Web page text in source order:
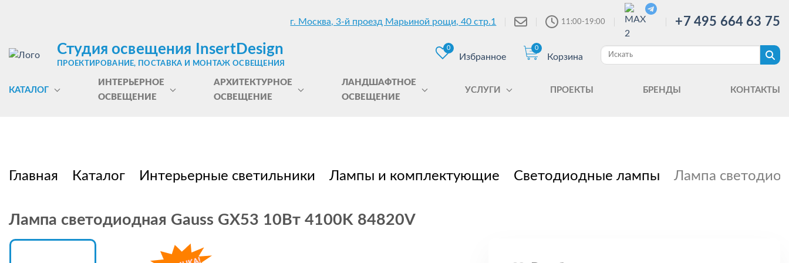
г. Москва, 3-й проезд Марьиной рощи, 40 стр.1 11:00-19:00 +7 495 664 63 75
Студия освещения InsertDesign
ПРОЕКТИРОВАНИЕ, ПОСТАВКА И МОНТАЖ ОСВЕЩЕНИЯ
0
Избранное
0
Корзина
КАТАЛОГ
ИНТЕРЬЕРНОЕ
ОСВЕЩЕНИЕ
АРХИТЕКТУРНОЕ
ОСВЕЩЕНИЕ
ЛАНДШАФТНОЕ
ОСВЕЩЕНИЕ
УСЛУГИ ПРОЕКТЫ БРЕНДЫ КОНТАКТЫ
Главная Каталог Интерьерные светильники Лампы и комплектующие Светодиодные лампы Лампа
Лампа светодиодная Gauss GX53 10Вт 4100K 84820V